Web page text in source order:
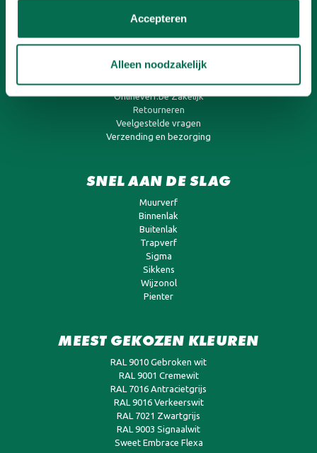
Accepteren
Alleen noodzakelijk
KLANTENSERVICE
Betalen
Contact
Onlineverf.be Zakelijk
Retourneren
Veelgestelde vragen
Verzending en bezorging
SNEL AAN DE SLAG
Muurverf
Binnenlak
Buitenlak
Trapverf
Sigma
Sikkens
Wijzonol
Pienter
MEEST GEKOZEN KLEUREN
RAL 9010 Gebroken wit
RAL 9001 Cremewit
RAL 7016 Antracietgrijs
RAL 9016 Verkeerswit
RAL 7021 Zwartgrijs
RAL 9003 Signaalwit
Sweet Embrace Flexa